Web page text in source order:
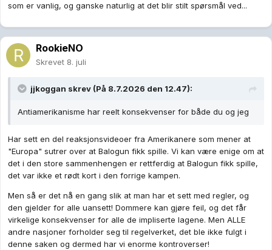
som er vanlig, og ganske naturlig at det blir stilt spørsmål ved...
RookieNO
Skrevet 8. juli
jjkoggan skrev (På 8.7.2026 den 12.47):
Antiamerikanisme har reelt konsekvenser for både du og jeg
Har sett en del reaksjonsvideoer fra Amerikanere som mener at
"Europa" sutrer over at Balogun fikk spille. Vi kan være enige om at
det i den store sammenhengen er rettferdig at Balogun fikk spille,
det var ikke et rødt kort i den forrige kampen.
Men så er det nå en gang slik at man har et sett med regler, og
den gjelder for alle uansett! Dommere kan gjøre feil, og det får
virkelige konsekvenser for alle de impliserte lagene. Men ALLE
andre nasjoner forholder seg til regelverket, det ble ikke fulgt i
denne saken og dermed har vi enorme kontroverser!